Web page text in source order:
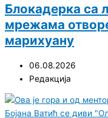
Блокадерка са
мрежама
марихуану
06.08.2026
Редакција